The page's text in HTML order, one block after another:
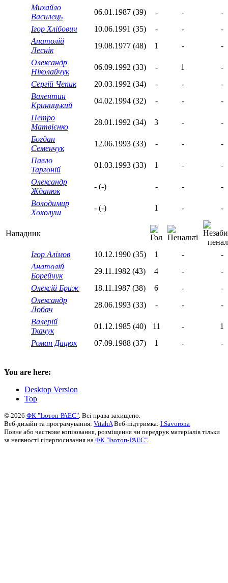
Михайло
Василець
06.01.1987 (39) - -
-
Ігор Хлібович
10.06.1991 (35) - -
-
Анатолій
Леснік
19.08.1977 (48) 1 -
-
Олександр
Ніколайчук
06.09.1992 (33) - 1
-
Сергій Чепик
20.03.1992 (34) - -
-
Валентин
Криницький
04.02.1994 (32) - -
-
Петро
Матвієнко
28.01.1992 (34) 3 -
-
Богдан
Семенчук
12.06.1993 (33) - -
-
Павло
Таргоній
01.03.1993 (33) 1 -
-
Олександр
Жданюк
- (-) - -
-
Володимир
Хохолуш
- (-) 1 - -
Нападник
Ігор Алімов 10.12.1990 (35) 1 -
-
Анатолій
Борейчук
29.11.1982 (43) 4 -
-
Олексій Бриж
18.11.1987 (38) 6 -
-
Олександр
Лобач
28.06.1993 (33) - -
-
Валерій
Ткачук
01.12.1985 (40) 11 -
1
Роман Дацюк
07.09.1988 (37) 1 - -
You are here:
Desktop Version
Top
© 2026 ФК "Ізотоп-РАЕС" . Всі права захищено.
Веб-дизайн та програмування: VitahA Веб-підтримка: I.Savorona
Повне або часткове копіювання, розміщення чи передрук матеріалів тільки
за наявності гіперпосилання на ФК "Ізотоп-РАЕС"